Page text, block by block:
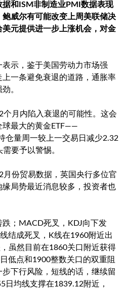
和ISM非制造业PMI数据表现
威尔有可能改变上周美联储决
元提供进一步上涨机会，对金
示，鉴于美国劳动力市场强
一条避免衰退的道路，通胀率
。
个月内陷入衰退的可能性。这会
球最大的黄金ETF——
仓量周一较上一交易日减少2.32
要予以警惕。
份贸易数据，英国央行多位官
缘局势最近消息较多，投资者也
跌；MACD死叉，KDJ向下发
结成死叉，K线在1960附近出
虽然目前在1860关口附近获得
低点和1900整数关口的双重阻
下行风险，短线的话，继续留
日均线支撑在1839.12附近，